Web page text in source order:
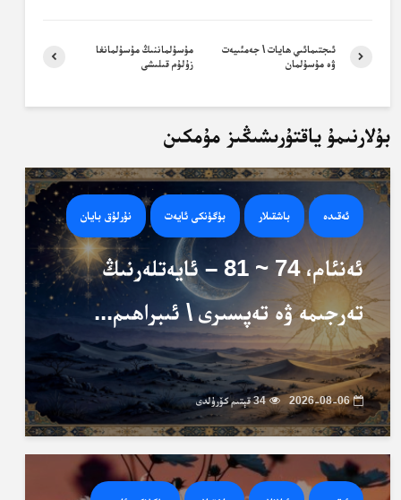
مۇسۇلماننىڭ مۇسۇلمانغا
زۇلۇم قىلىشى
ئىجتىمائىي ھايات \ جەمئىيەت
ۋە مۇسۇلمان
بۇلارنىمۇ ياقتۇرىشىڭىز مۇمكىن
ئەقىدە باشقىلار بۈگۈنكى ئايەت نۇرلۇق بايان
ئەنئام، 74 ~ 81 – ئايەتلەرنىڭ
تەرجىمە ۋە تەپسىرى \ ئىبراھىم...
2026-08-06 34 قېتىم كۆرۈلدى